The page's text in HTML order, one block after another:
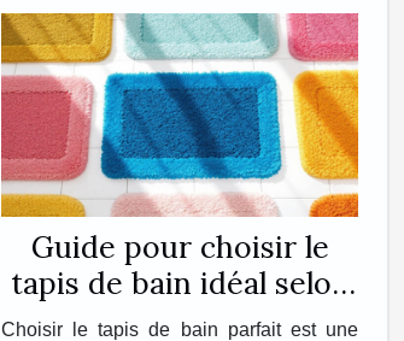
Guide pour choisir le
tapis de bain idéal selon
vos besoins
Choisir le tapis de bain parfait est une